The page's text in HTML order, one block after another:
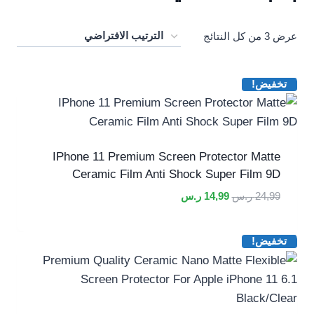
عرض ⁦3⁩ من كل النتائج
تخفيض!
IPhone 11 Premium Screen Protector Matte
Ceramic Film Anti Shock Super Film 9D
24,99 ر.س السعر
14,99 ر.س
تخفيض!